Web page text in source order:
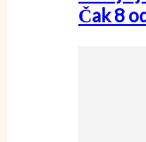
Čak 8